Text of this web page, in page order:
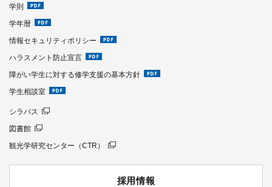
学則
学年暦
情報セキュリティポリシー
ハラスメント防止宣言
障がい学生に対する修学支援の基本方針
学生相談室
シラバス
図書館
観光学研究センター（CTR）
採用情報